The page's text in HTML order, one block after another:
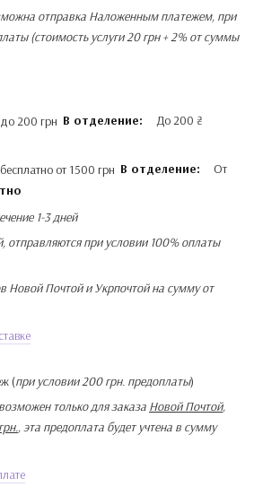
отправка Наложенным платежем, при
(стоимость услуги 20 грн + 2% от суммы
В отделение: До 200 ₴
В отделение: От
1-3 дней
отправляются при условии 100% оплаты
Новой Почтой и Укрпочтой на сумму от
(при условии 200 грн. предоплаты)
только для заказа Новой Почтой,
, эта предоплата будет учтена в сумму